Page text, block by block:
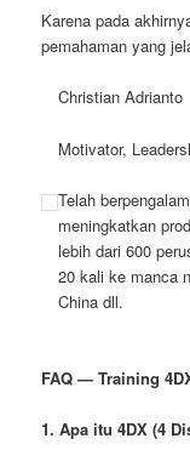
Karena pada
pemahaman yang
Christian Adrianto
Motivator,
Telah
meningkatkan
lebih dari 600
20 kali ke manca
China dll.
FAQ — Training
1. Apa itu 4DX (4